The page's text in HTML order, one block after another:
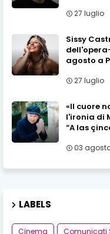
27 luglio
Sissy
agosto a
27 luglio
«Il cuore
l'ironia di
“A las
03
LABELS
Cinema Comunicati